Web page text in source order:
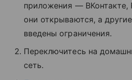
приложения — ВКонтакте,
они открываются, а
введены ограничения.
Переключитесь на
сеть.